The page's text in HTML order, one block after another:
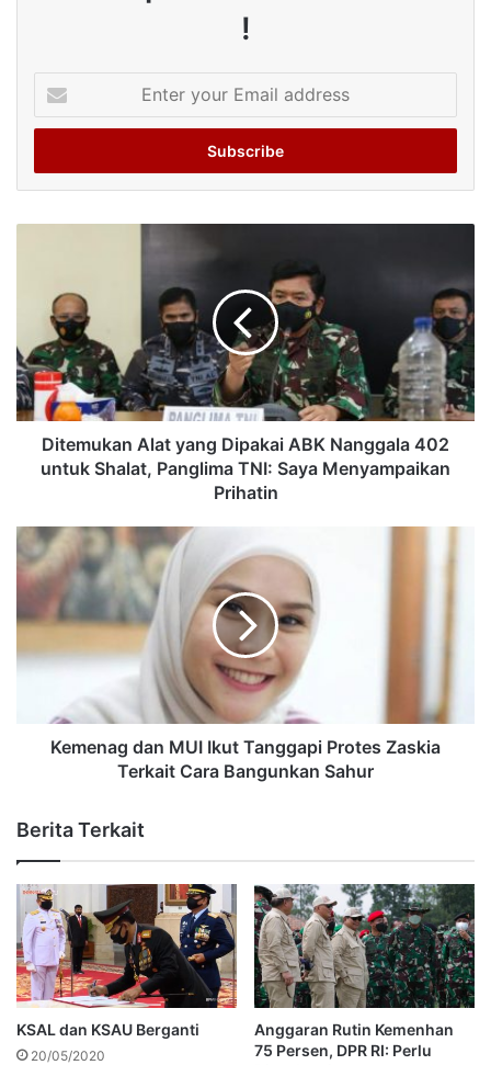
!
your
Email
Ditemukan Alat yang Dipakai ABK Nanggala 402
untuk Shalat, Panglima TNI: Saya Menyampaikan
Prihatin
Kemenag dan MUI Ikut Tanggapi Protes Zaskia
Terkait Cara Bangunkan Sahur
Berita Terkait
KSAL dan KSAU Berganti
20/05/2020
Anggaran Rutin Kemenhan
75 Persen, DPR RI: Perlu